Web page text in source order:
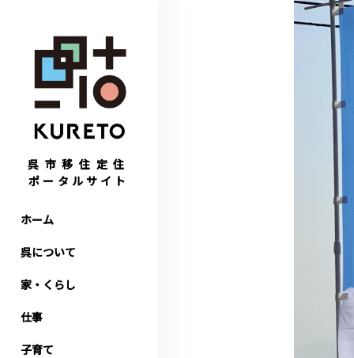
呉市移住定住
ポータルサイト
ホーム
呉について
家・くらし
仕事
子育て